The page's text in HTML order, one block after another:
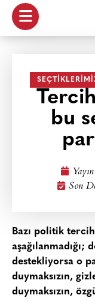
bu
Son
Bazı politik
aşağılanmadığı;
destekliyorsa o
duymaksızın,
duymaksızın,